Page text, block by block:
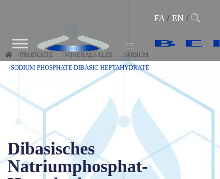
FA/ EN/
PRODUKTE MINERALSALZE
SODIUM
SODIUM PHOSPHATE DIBASIC HEPTAHYDRATE
Dibasisches
Natriumphosphat-